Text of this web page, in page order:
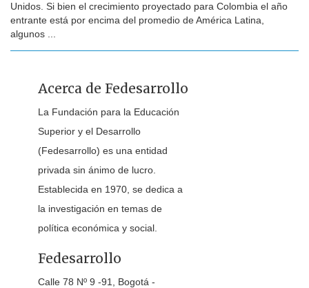
Unidos. Si bien el crecimiento proyectado para Colombia el año
entrante está por encima del promedio de América Latina,
algunos ...
Acerca de Fedesarrollo
La Fundación para la Educación
Superior y el Desarrollo
(Fedesarrollo) es una entidad
privada sin ánimo de lucro.
Establecida en 1970, se dedica a
la investigación en temas de
política económica y social.
Fedesarrollo
Calle 78 Nº 9 -91, Bogotá -